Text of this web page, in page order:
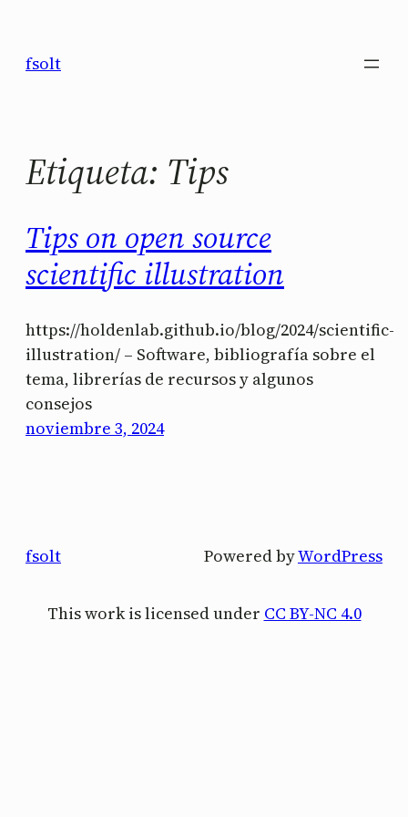
contenido
fsolt
Etiqueta: Tips
Tips on open source
scientific illustration
https://holdenlab.github.io/blog/2024/scientific-
illustration/ – Software, bibliografía sobre el
tema, librerías de recursos y algunos
consejos
noviembre 3, 2024
fsolt Powered byWordPress
This work is licensed under CC BY-NC 4.0